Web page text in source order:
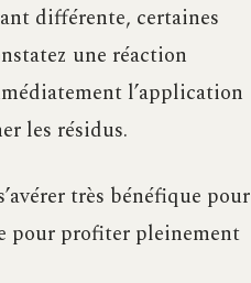
différente, certaines
une réaction
l’application
les résidus.
très bénéfique pour
pour profiter pleinement